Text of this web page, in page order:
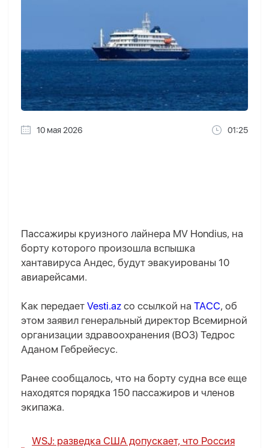
10 мая 2026 01:25
Пассажиры круизного лайнера MV Hondius, на
борту которого произошла вспышка
хантавируса Андес, будут эвакуированы 10
авиарейсами.
Как передает Vesti.az со ссылкой на ТАСС, об
этом заявил генеральный директор Всемирной
организации здравоохранения (ВОЗ) Тедрос
Аданом Гебрейесус.
Ранее сообщалось, что на борту судна все еще
находятся порядка 150 пассажиров и членов
экипажа.
WSJ: разведка США допускает, что Россия